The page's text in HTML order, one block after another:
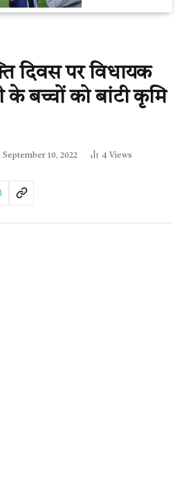
दिवस पर विधायक
के बच्चों को बांटी कृमि
September 10, 2022 4 Views